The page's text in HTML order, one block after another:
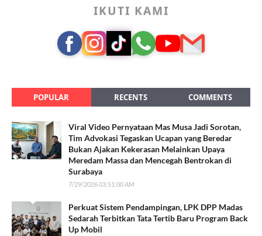
IKUTI KAMI
POPULAR RECENTS COMMENTS
Viral Video Pernyataan Mas Musa Jadi Sorotan,
Tim Advokasi Tegaskan Ucapan yang Beredar
Bukan Ajakan Kekerasan Melainkan Upaya
Meredam Massa dan Mencegah Bentrokan di
Surabaya
7/29/2026 03:51:00 AM
Perkuat Sistem Pendampingan, LPK DPP Madas
Sedarah Terbitkan Tata Tertib Baru Program Back
Up Mobil